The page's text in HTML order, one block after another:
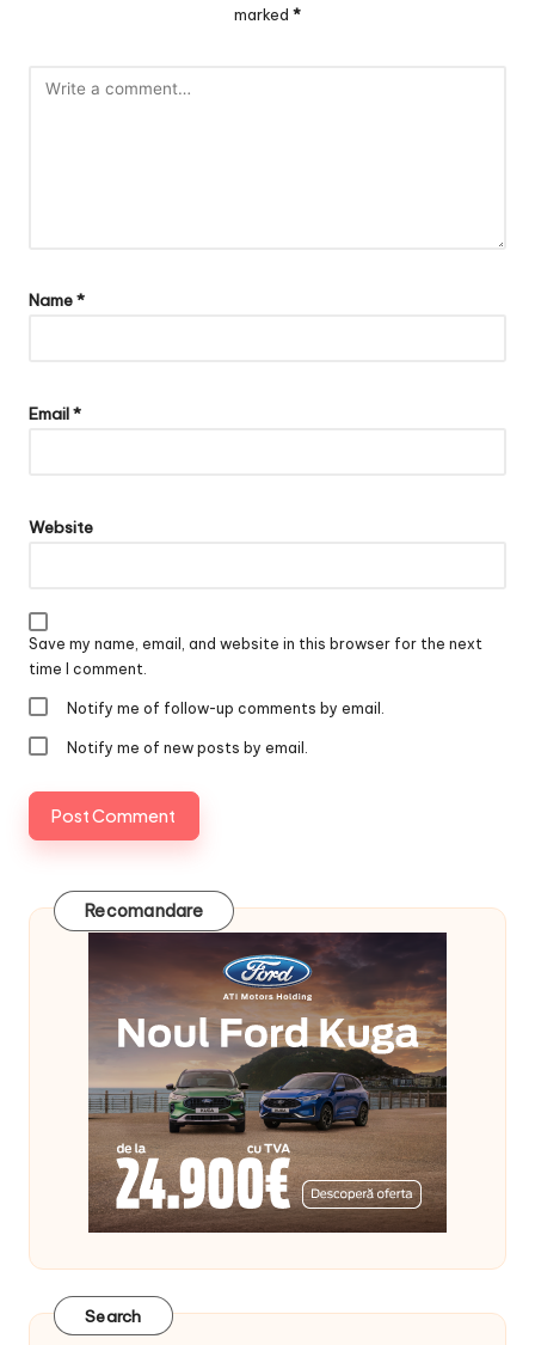
marked *
Name*
Email*
Website
Save my name, email, and website in this browser for the next
time I comment.
Notify me of follow-up comments by email.
Notify me of new posts by email.
Recomandare
Search